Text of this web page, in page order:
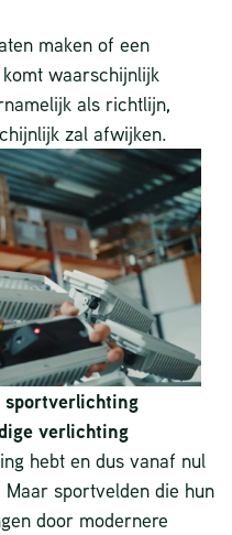
maken of een
waarschijnlijk
als richtlijn,
zal afwijken.
sportverlichting
verlichting
hebt en dus vanaf nul
sportvelden die hun
door modernere